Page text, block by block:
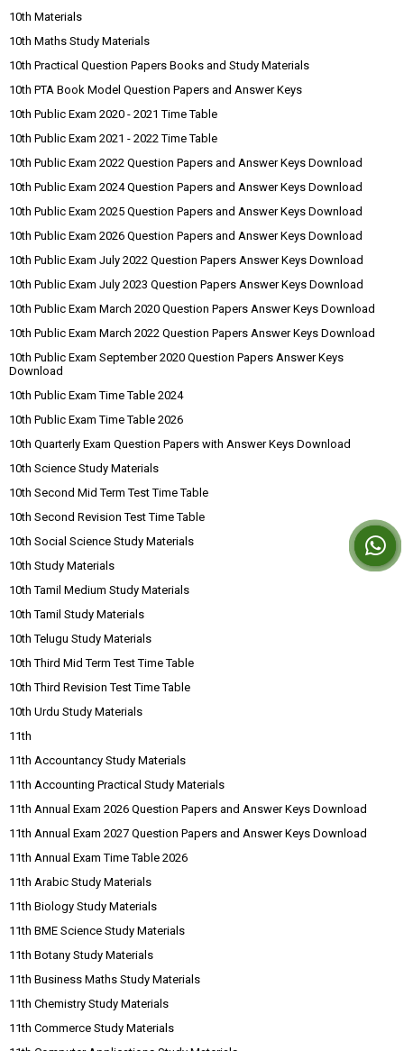
10th Materials
10th Maths Study Materials
10th Practical Question Papers Books and Study Materials
10th PTA Book Model Question Papers and Answer Keys
10th Public Exam 2020 - 2021 Time Table
10th Public Exam 2021 - 2022 Time Table
10th Public Exam 2022 Question Papers and Answer Keys Download
10th Public Exam 2024 Question Papers and Answer Keys Download
10th Public Exam 2025 Question Papers and Answer Keys Download
10th Public Exam 2026 Question Papers and Answer Keys Download
10th Public Exam July 2022 Question Papers Answer Keys Download
10th Public Exam July 2023 Question Papers Answer Keys Download
10th Public Exam March 2020 Question Papers Answer Keys Download
10th Public Exam March 2022 Question Papers Answer Keys Download
10th Public Exam September 2020 Question Papers Answer Keys
Download
10th Public Exam Time Table 2024
10th Public Exam Time Table 2026
10th Quarterly Exam Question Papers with Answer Keys Download
10th Science Study Materials
10th Second Mid Term Test Time Table
10th Second Revision Test Time Table
10th Social Science Study Materials
10th Study Materials
10th Tamil Medium Study Materials
10th Tamil Study Materials
10th Telugu Study Materials
10th Third Mid Term Test Time Table
10th Third Revision Test Time Table
10th Urdu Study Materials
11th
11th Accountancy Study Materials
11th Accounting Practical Study Materials
11th Annual Exam 2026 Question Papers and Answer Keys Download
11th Annual Exam 2027 Question Papers and Answer Keys Download
11th Annual Exam Time Table 2026
11th Arabic Study Materials
11th Biology Study Materials
11th BME Science Study Materials
11th Botany Study Materials
11th Business Maths Study Materials
11th Chemistry Study Materials
11th Commerce Study Materials